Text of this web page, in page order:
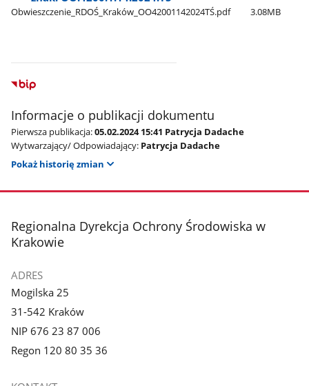
Obwieszczenie​_RDOŚ​_Kraków​_OO42001142024TŚ.pdf 3.08MB
Informacje o publikacji dokumentu
Pierwsza publikacja:05.02.2024 15:41 Patrycja Dadache
Wytwarzający/ Odpowiadający: Patrycja Dadache
Pokaż historię zmian
stopka
Regionalna Dyrekcja Ochrony Środowiska w
Krakowie
ADRES
Mogilska 25
31-542 Kraków
NIP 676 23 87 006
Regon 120 80 35 36